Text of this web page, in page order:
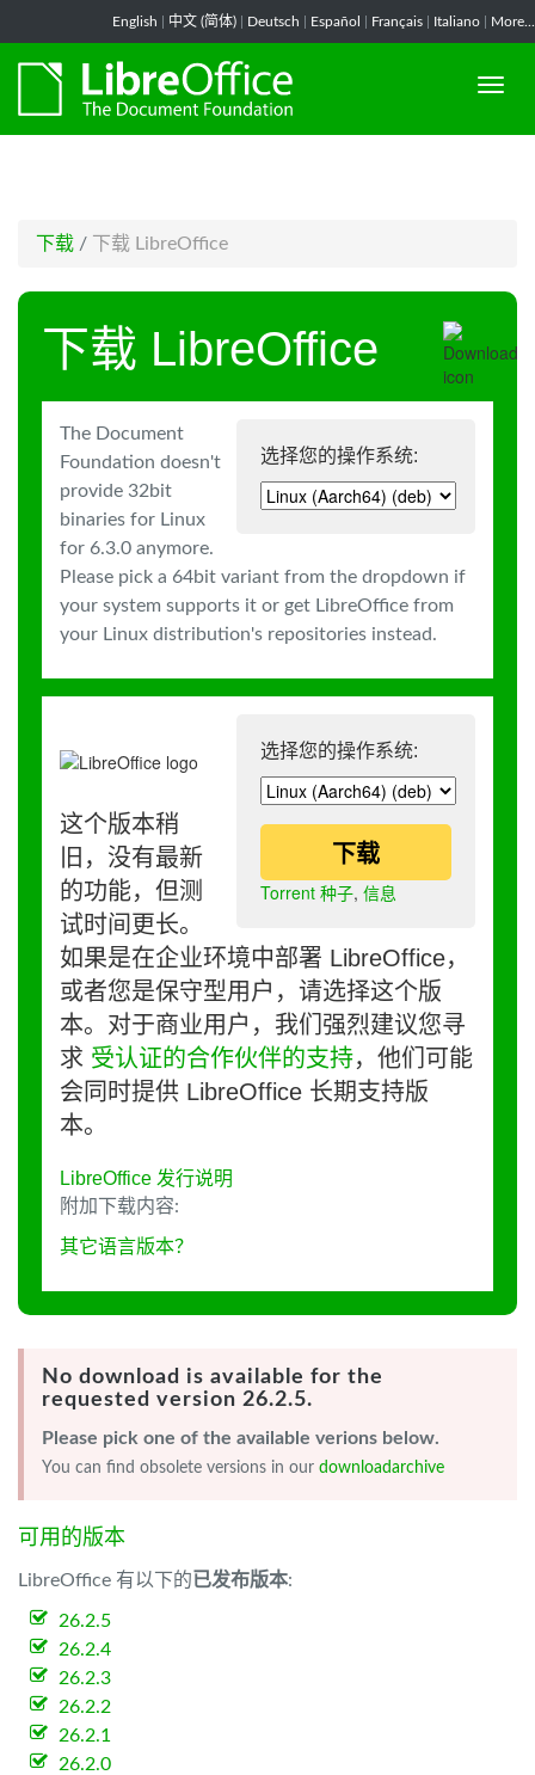
English 中文 (简体) Deutsch Español Français Italiano More...
下载 / 下载 LibreOffice
下载 LibreOffice
选择您的操作系统:
The Document
Foundation doesn't
provide 32bit
binaries for Linux
for 6.3.0 anymore.
Please pick a 64bit variant from the dropdown if
your system supports it or get LibreOffice from
your Linux distribution's repositories instead.
选择您的操作系统:
下载
Torrent 种子, 信息
这个版本稍
旧，没有最新
的功能，但测
试时间更长。
如果是在企业环境中部署 LibreOffice，
或者您是保守型用户，请选择这个版
本。对于商业用户，我们强烈建议您寻
求 受认证的合作伙伴的支持，他们可能
会同时提供 LibreOffice 长期支持版
本。
LibreOffice 发行说明
附加下载内容:
其它语言版本？
No download is available for the
requested version 26.2.5.
Please pick one of the available verions below.
You can find obsolete versions in our downloadarchive
可用的版本
LibreOffice 有以下的已发布版本:
26.2.5
26.2.4
26.2.3
26.2.2
26.2.1
26.2.0